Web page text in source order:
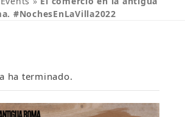
#NochesEnLaVilla2022
ha terminado.